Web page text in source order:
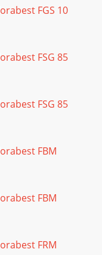
FGS 10
FSG 85
FSG 85
FBM
FBM
FRM